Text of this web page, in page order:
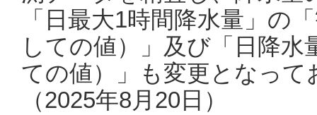
「日最大1時間降水量」の
しての値）」及び「日降
ての値）」も変更となっ
（2025年8月20日）